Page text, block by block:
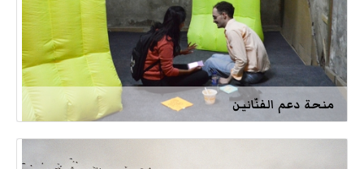
منحة دعم الفنّانين